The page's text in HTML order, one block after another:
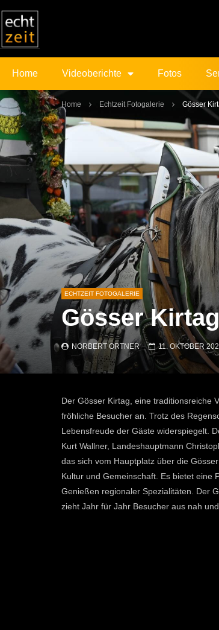
Home Videoberichte Fotos
Home Echtzeit Fotogalerie Gösser
ECHTZEIT FOTOGALERIE
Gösser
NORBERT ORTNER 11. OKTOBER
Der Gösser Kirtag, eine traditionsreiche
fröhliche Besucher an. Trotz des
Lebensfreude der Gäste widerspiegelt.
Kurt Wallner, Landeshauptmann
das sich vom Hauptplatz über die
Kultur und Gemeinschaft. Es bietet eine
Genießen regionaler Spezialitäten. Der
zieht Jahr für Jahr Besucher aus nah